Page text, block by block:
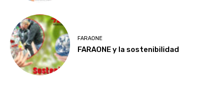
FARAONE
FARAONE y la sostenibilidad